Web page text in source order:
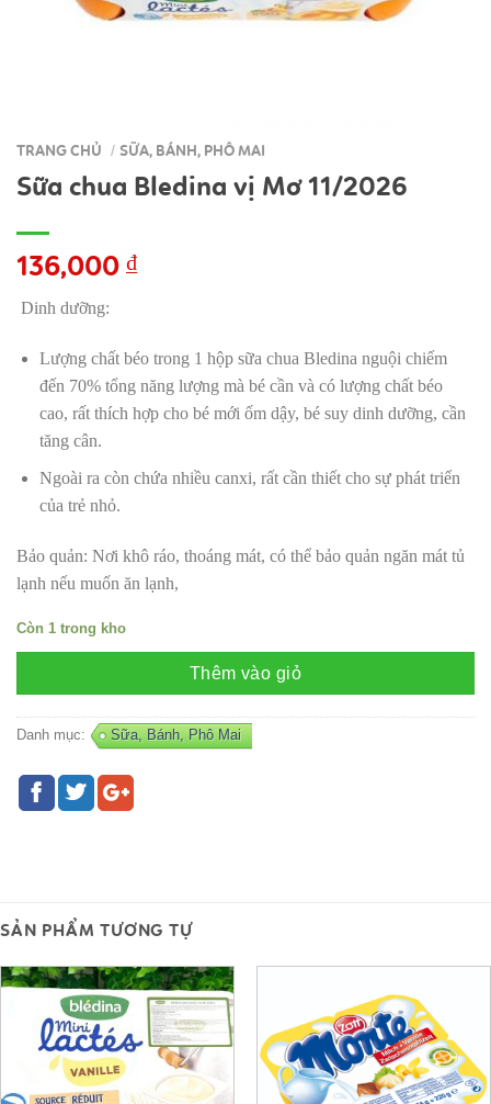
TRANG CHỦ / SỮA, BÁNH, PHÔ MAI
Sữa chua Bledina vị Mơ 11/2026
136,000 ₫
Dinh dưỡng:
Lượng chất béo trong 1 hộp sữa chua Bledina nguội chiếm
đến 70% tổng năng lượng mà bé cần và có lượng chất béo
cao, rất thích hợp cho bé mới ốm dậy, bé suy dinh dưỡng, cần
tăng cân.
Ngoài ra còn chứa nhiều canxi, rất cần thiết cho sự phát triển
của trẻ nhỏ.
Bảo quản: Nơi khô ráo, thoáng mát, có thể bảo quản ngăn mát tủ
lạnh nếu muốn ăn lạnh,
Còn 1 trong kho
Thêm vào giỏ
Danh mục: Sữa, Bánh, Phô Mai
SẢN PHẨM TƯƠNG TỰ